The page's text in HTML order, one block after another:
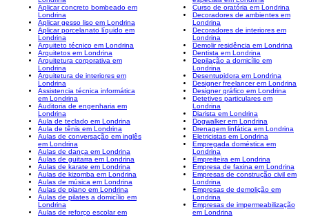
Aplicar concreto bombeado em
Londrina
Aplicar gesso liso em Londrina
Aplicar porcelanato líquido em
Londrina
Arquiteto técnico em Londrina
Arquitetos em Londrina
Arquitetura corporativa em
Londrina
Arquitetura de interiores em
Londrina
Assistencia técnica informática
em Londrina
Auditoria de engenharia em
Londrina
Aula de teclado em Londrina
Aula de tênis em Londrina
Aulas de conversação em inglês
em Londrina
Aulas de dança em Londrina
Aulas de guitarra em Londrina
Aulas de karate em Londrina
Aulas de kizomba em Londrina
Aulas de música em Londrina
Aulas de piano em Londrina
Aulas de pilates a domicílio em
Londrina
Aulas de reforço escolar em
Curso de oratória em Londrina
Decoradores de ambientes em
Londrina
Decoradores de interiores em
Londrina
Demolir residência em Londrina
Dentista em Londrina
Depilação a domicílio em
Londrina
Desentupidora em Londrina
Designer freelancer em Londrina
Designer gráfico em Londrina
Detetives particulares em
Londrina
Diarista em Londrina
Dogwalker em Londrina
Drenagem linfática em Londrina
Eletricistas em Londrina
Empregada doméstica em
Londrina
Empreiteira em Londrina
Empresa de faxina em Londrina
Empresas de construção civil em
Londrina
Empresas de demolição em
Londrina
Empresas de impermeabilização
em Londrina